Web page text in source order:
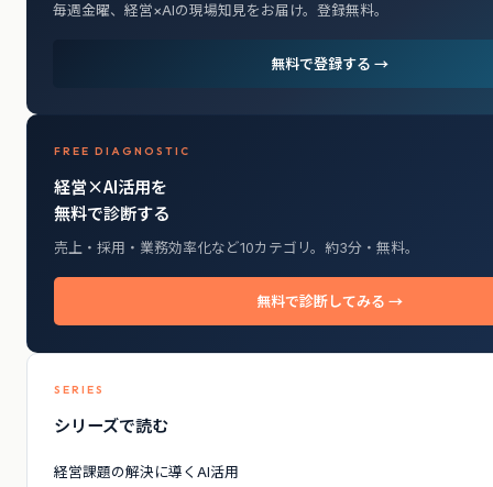
毎週金曜、経営×AIの現場知見をお届け。登録無料。
無料で登録する →
FREE DIAGNOSTIC
経営×AI活用を
無料で診断する
売上・採用・業務効率化など10カテゴリ。約3分・無料。
無料で診断してみる →
SERIES
シリーズで読む
経営課題の解決に導くAI活用